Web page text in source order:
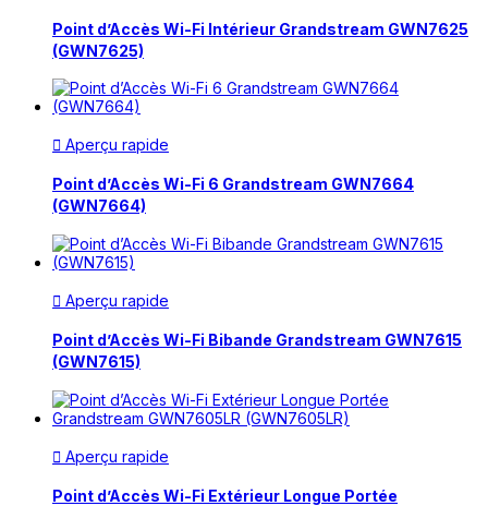
Point d’Accès Wi-Fi Intérieur Grandstream GWN7625
(GWN7625)
 Aperçu rapide
Point d’Accès Wi-Fi 6 Grandstream GWN7664
(GWN7664)
 Aperçu rapide
Point d’Accès Wi-Fi Bibande Grandstream GWN7615
(GWN7615)
 Aperçu rapide
Point d’Accès Wi-Fi Extérieur Longue Portée